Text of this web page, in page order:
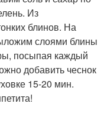
Из
блинов. На
слоями блины
посыпая каждый
добавить чеснок
15-20 мин.